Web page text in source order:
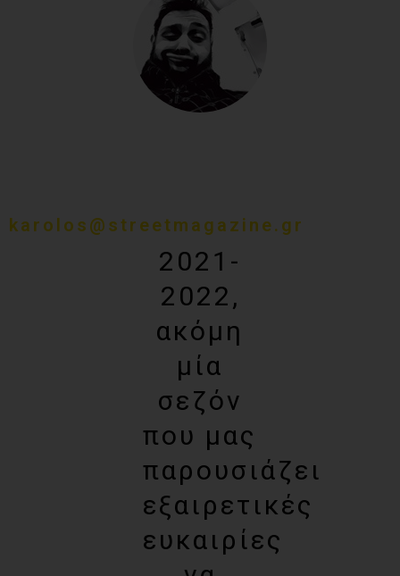
karolos@streetmagazine.gr
2021-
2022,
ακόμη
μία
σεζόν
που μας
παρουσιάζει
εξαιρετικές
ευκαιρίες